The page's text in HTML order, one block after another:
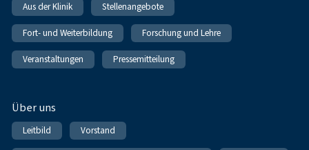
Aus der Klinik Stellenangebote
Fort- und Weiterbildung Forschung und Lehre
Veranstaltungen Pressemitteilung
Über uns
Leitbild Vorstand